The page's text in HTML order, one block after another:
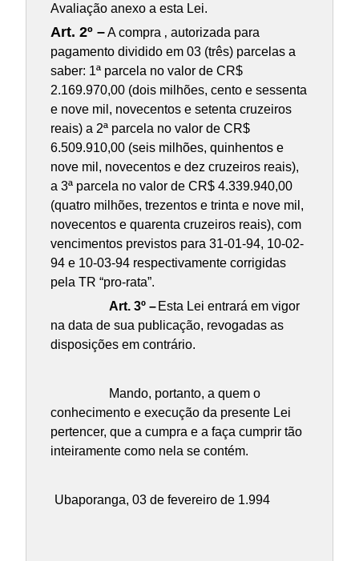
Avaliação anexo a esta Lei.
Art. 2º –A compra ‚ autorizada para
pagamento dividido em 03 (três) parcelas a
saber: 1ª parcela no valor de CR$
2.169.970,00 (dois milhões, cento e sessenta
e nove mil, novecentos e setenta cruzeiros
reais) a 2ª parcela no valor de CR$
6.509.910,00 (seis milhões, quinhentos e
nove mil, novecentos e dez cruzeiros reais),
a 3ª parcela no valor de CR$ 4.339.940,00
(quatro milhões, trezentos e trinta e nove mil,
novecentos e quarenta cruzeiros reais), com
vencimentos previstos para 31-01-94, 10-02-
94 e 10-03-94 respectivamente corrigidas
pela TR “pro-rata”.
Art. 3º –Esta Lei entrará em vigor
na data de sua publicação, revogadas as
disposições em contrário.
Mando, portanto, a quem o
conhecimento e execução da presente Lei
pertencer, que a cumpra e a faça cumprir tão
inteiramente como nela se contém.
Ubaporanga, 03 de fevereiro de 1.994